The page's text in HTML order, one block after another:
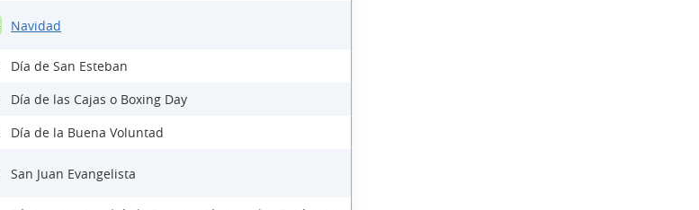
Navidad
Día de San Esteban
Día de las Cajas o Boxing Day
Día de la Buena Voluntad
San Juan Evangelista